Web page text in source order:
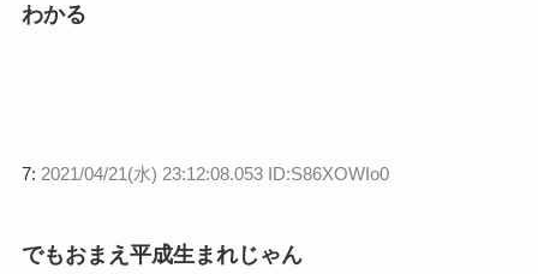
わかる
7: 2021/04/21(水) 23:12:08.053 ID:S86XOWIo0
でもおまえ平成生まれじゃん